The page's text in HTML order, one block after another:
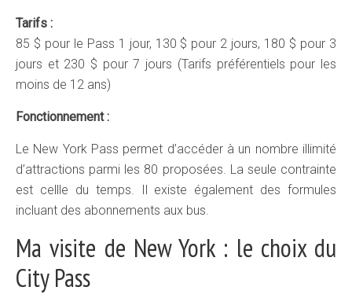
Tarifs :
85 $ pour le Pass 1 jour, 130 $ pour 2 jours, 180 $ pour 3
jours et 230 $ pour 7 jours (Tarifs préférentiels pour les
moins de 12 ans)
Fonctionnement :
Le New York Pass permet d’accéder à un nombre illimité
d’attractions parmi les 80 proposées. La seule contrainte
est cellle du temps. Il existe également des formules
incluant des abonnements aux bus.
Ma visite de New York : le choix du
City Pass